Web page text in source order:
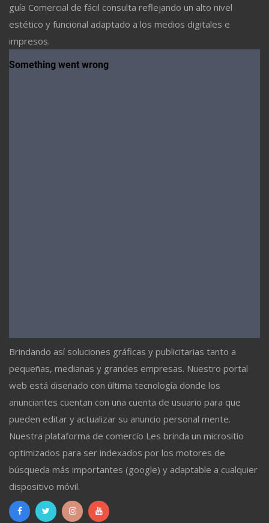
guía Comercial de fácil consulta reflejando un alto nivel
estético y funcional adaptado a los medios digitales e
impresos.
Brindando así soluciones gráficas y publicitarias tanto a
pequeñas, medianas y grandes empresas. Nuestro portal
web está diseñado con última tecnología donde los
anunciantes cuentan con una cuenta de usuario para que
pueden editar y actualizar su anuncio personal mente.
Nuestra plataforma de comercio Les brinda un micrositio
optimizados para ser indexados por los motores de
búsqueda más importantes (google) y adaptable a cualquier
dispositivo móvil.